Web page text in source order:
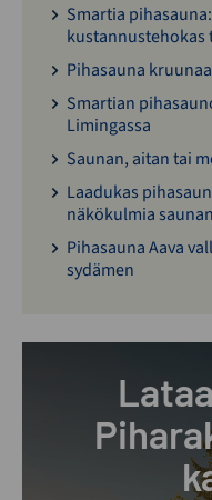
Smartia
kustannustehokas
Pihasauna
Smartian
Limingassa
Saunan, aitan tai
Laadukas
näkökulmia
Pihasauna Aava
sydämen